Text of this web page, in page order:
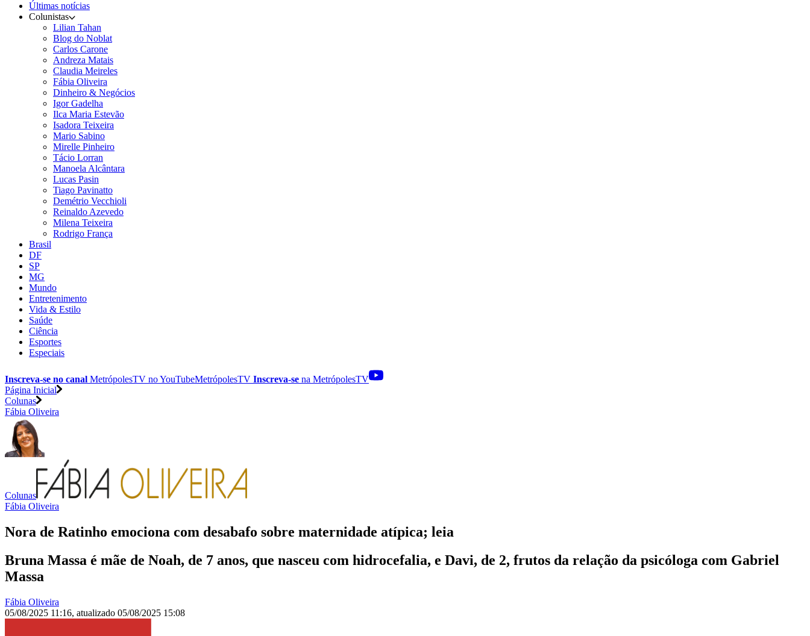
Últimas notícias
Colunistas
Lilian Tahan
Blog do Noblat
Carlos Carone
Andreza Matais
Claudia Meireles
Fábia Oliveira
Dinheiro & Negócios
Igor Gadelha
Ilca Maria Estevão
Isadora Teixeira
Mario Sabino
Mirelle Pinheiro
Tácio Lorran
Manoela Alcântara
Lucas Pasin
Tiago Pavinatto
Demétrio Vecchioli
Reinaldo Azevedo
Milena Teixeira
Rodrigo França
Brasil
DF
SP
MG
Mundo
Entretenimento
Vida & Estilo
Saúde
Ciência
Esportes
Especiais
Inscreva-se no canal MetrópolesTV noYouTubeMetrópolesTV Inscreva-se na MetrópolesTV
Página Inicial
Colunas
Fábia Oliveira
Colunas
Fábia Oliveira
Nora de Ratinho emociona com desabafo sobre maternidade atípica; leia
Bruna Massa é mãe de Noah, de 7 anos, que nasceu com hidrocefalia, e Davi, de 2, frutos da relação da psicóloga com Gabriel
Massa
Fábia Oliveira
05/08/2025 11:16, atualizado 05/08/2025 15:08